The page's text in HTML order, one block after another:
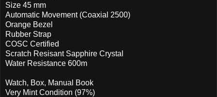
Size 45 mm
Automatic Movement (Coaxial 2500)
Orange Bezel
Rubber Strap
COSC Certified
Scratch Resisant Sapphire Crystal
Water Resistance 600m
Watch, Box, Manual Book
Very Mint Condition (97%)